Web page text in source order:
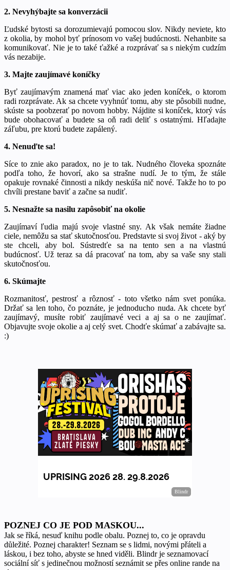
2. Nevyhýbajte sa konverzácii
Ľudské bytosti sa dorozumievajú pomocou slov. Nikdy neviete, kto
z okolia, by mohol byť prínosom vo vašej budúcnosti. Nehanbite sa
komunikovať. Nie je to také ťažké a rozprávať sa s niekým cudzím
vás nezabije.
3. Majte zaujímavé koníčky
Byť zaujímavým znamená mať viac ako jeden koníček, o ktorom
radi rozprávate. Ak sa chcete vyyhnúť tomu, aby ste pôsobili nudne,
skúste sa poobzerať po novom hobby. Nájdite si koníček, ktorý vás
bude obohacovať a budete sa oň radi deliť s ostatnými. Hľadajte
záľubu, pre ktorú budete zapálený.
4. Nenuďte sa!
Síce to znie ako paradox, no je to tak. Nudného človeka spoznáte
podľa toho, že hovorí, ako sa strašne nudí. Je to tým, že stále
opakuje rovnaké činnosti a nikdy neskúša nič nové. Takže ho to po
chvíli prestane baviť a začne sa nudiť.
5. Nesnažte sa nasilu zapôsobiť na okolie
Zaujímaví ľudia majú svoje vlastné sny. Ak však nemáte žiadne
ciele, nemôžu sa stať skutočnosťou. Predstavte si svoj život - aký by
ste chceli, aby bol. Sústredťe sa na tento sen a na vlastnú
budúcnosť. Už teraz sa dá pracovať na tom, aby sa vaše sny stali
skutočnosťou.
6. Skúmajte
Rozmanitosť, pestrosť a rôznosť - toto všetko nám svet ponúka.
Držať sa len toho, čo poznáte, je jednoducho nuda. Ak chcete byť
zaujímavý, musíte robiť zaujímavé veci a aj sa o ne zaujímať.
Objavujte svoje okolie a aj celý svet. Chodťe skúmať a zabávajte sa.
:)
POZNEJ CO JE POD MASKOU...
Jak se říká, nesuď knihu podle obalu. Poznej to, co je opravdu
důležité. Poznej charakter! Seznam se s lidmi, novými přáteli a
láskou, i bez toho, abyste se hned viděli. Blindr je seznamovací
sociální síť s jedinečnou možností seznámit se přes online rande na